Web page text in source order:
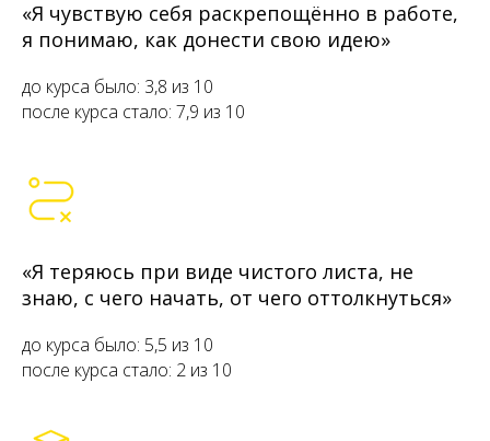
«Я чувствую себя раскрепощённо в работе,
я понимаю, как донести свою идею»
до курса было: 3,8 из 10
после курса стало: 7,9 из 10
«Я теряюсь при виде чистого листа, не
знаю, с чего начать, от чего оттолкнуться»
до курса было: 5,5 из 10
после курса стало: 2 из 10